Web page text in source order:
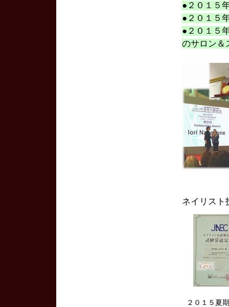
●２０１５
●２０１５
●２０１５
のサロン＆
ネイリスト
２０１５夏